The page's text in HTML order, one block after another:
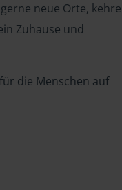
neue Orte, kehre
Zuhause und
die Menschen auf